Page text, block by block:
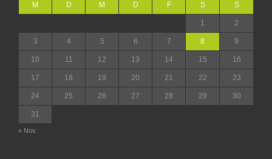
M D M D F S S
1 2
3 4 5 6 7 8 9
10 11 12 13 14 15 16
17 18 19 20 21 22 23
24 25 26 27 28 29 30
31
« Nov.